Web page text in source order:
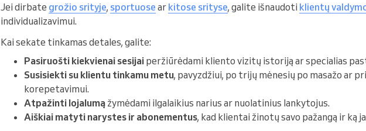
Jei dirbate grožio srityje, sportuose ar kitose srityse, galite išnaudoti klientų
individualizavimui.
Kai sekate tinkamas detales, galite:
Pasiruošti kiekvienai sesijai peržiūrėdami kliento vizitų istoriją ar specialias
Susisiekti su klientu tinkamu metu, pavyzdžiui, po trijų mėnesių po masažo ar
korepetavimui.
Atpažinti lojalumą žymėdami ilgalaikius narius ar nuolatinius lankytojus.
Aiškiai matyti narystes ir abonementus, kad klientai žinotų savo pažangą ir ką